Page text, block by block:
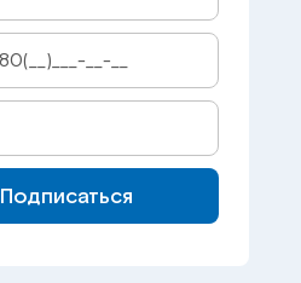
Подписаться